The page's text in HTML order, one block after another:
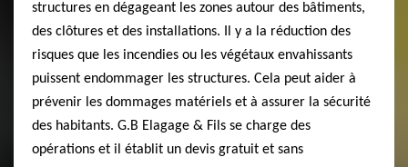
structures en dégageant les zones autour des bâtiments,
des clôtures et des installations. Il y a la réduction des
risques que les incendies ou les végétaux envahissants
puissent endommager les structures. Cela peut aider à
prévenir les dommages matériels et à assurer la sécurité
des habitants. G.B Elagage & Fils se charge des
opérations et il établit un devis gratuit et sans